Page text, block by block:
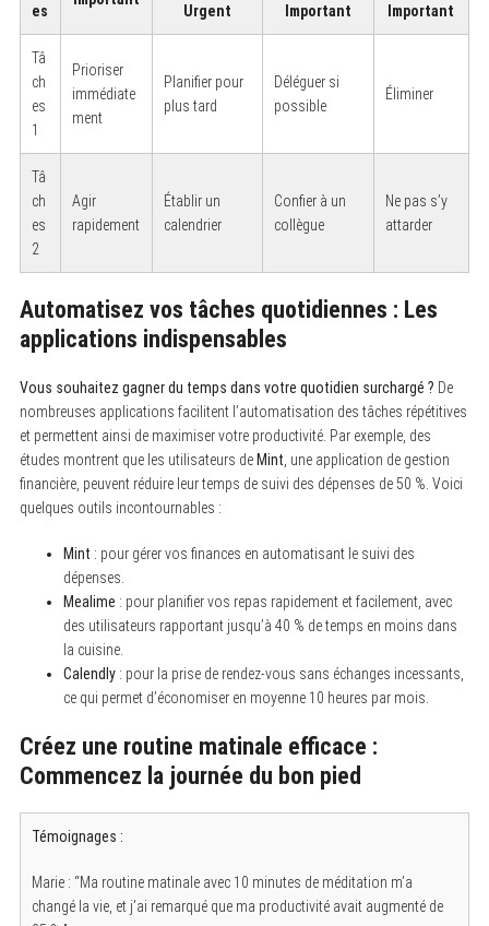
es
Urgent
Important
Important
Tâ
ch
es
1
Prioriser
immédiate
ment
Planifier pour
plus tard
Déléguer si
possible
Éliminer
Tâ
ch
es
2
Agir
rapidement
Établir un
calendrier
Confier à un
collègue
Ne pas s’y
attarder
Automatisez vos tâches quotidiennes : Les
applications indispensables
Vous souhaitez gagner du temps dans votre quotidien surchargé ? De
nombreuses applications facilitent l’automatisation des tâches répétitives
et permettent ainsi de maximiser votre productivité. Par exemple, des
études montrent que les utilisateurs de Mint , une application de gestion
financière, peuvent réduire leur temps de suivi des dépenses de 50 %. Voici
quelques outils incontournables :
Mint : pour gérer vos finances en automatisant le suivi des
dépenses.
Mealime : pour planifier vos repas rapidement et facilement, avec
des utilisateurs rapportant jusqu’à 40 % de temps en moins dans
la cuisine.
Calendly: pour la prise de rendez-vous sans échanges incessants,
ce qui permet d’économiser en moyenne 10 heures par mois.
Créez une routine matinale efficace :
Commencez la journée du bon pied
Témoignages :
Marie : “Ma routine matinale avec 10 minutes de méditation m’a
changé la vie, et j’ai remarqué que ma productivité avait augmenté de
S
a